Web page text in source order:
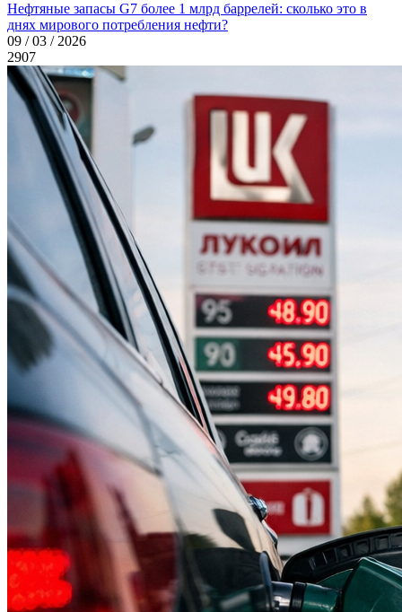
Нефтяные запасы G7 более 1 млрд баррелей: сколько это в
днях мирового потребления нефти?
09 / 03 / 2026
2907